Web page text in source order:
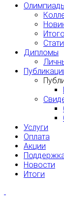
Дипломы
Услуги
Оплата
Акции
Новости
Итоги